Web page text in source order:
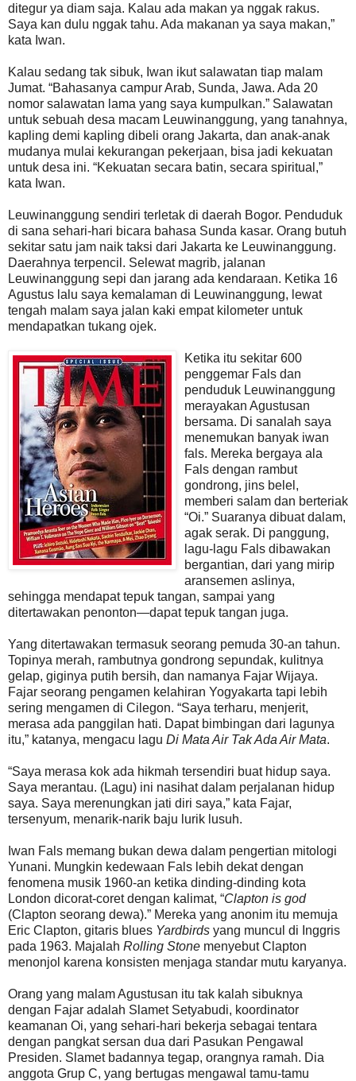
ditegur ya diam saja. Kalau ada makan ya nggak rakus.
Saya kan dulu nggak tahu. Ada makanan ya saya makan,”
kata Iwan.
Kalau sedang tak sibuk, Iwan ikut salawatan tiap malam
Jumat. “Bahasanya campur Arab, Sunda, Jawa. Ada 20
nomor salawatan lama yang saya kumpulkan.” Salawatan
untuk sebuah desa macam Leuwinanggung, yang tanahnya,
kapling demi kapling dibeli orang Jakarta, dan anak-anak
mudanya mulai kekurangan pekerjaan, bisa jadi kekuatan
untuk desa ini. “Kekuatan secara batin, secara spiritual,”
kata Iwan.
Leuwinanggung sendiri terletak di daerah Bogor. Penduduk
di sana sehari-hari bicara bahasa Sunda kasar. Orang butuh
sekitar satu jam naik taksi dari Jakarta ke Leuwinanggung.
Daerahnya terpencil. Selewat magrib, jalanan
Leuwinanggung sepi dan jarang ada kendaraan. Ketika 16
Agustus lalu saya kemalaman di Leuwinanggung, lewat
tengah malam saya jalan kaki empat kilometer untuk
mendapatkan tukang ojek.
Ketika itu sekitar 600
penggemar Fals dan
penduduk Leuwinanggung
merayakan Agustusan
bersama. Di sanalah saya
menemukan banyak iwan
fals. Mereka bergaya ala
Fals dengan rambut
gondrong, jins belel,
memberi salam dan berteriak
“Oi.” Suaranya dibuat dalam,
agak serak. Di panggung,
lagu-lagu Fals dibawakan
bergantian, dari yang mirip
aransemen aslinya,
sehingga mendapat tepuk tangan, sampai yang
ditertawakan penonton—dapat tepuk tangan juga.
Yang ditertawakan termasuk seorang pemuda 30-an tahun.
Topinya merah, rambutnya gondrong sepundak, kulitnya
gelap, giginya putih bersih, dan namanya Fajar Wijaya.
Fajar seorang pengamen kelahiran Yogyakarta tapi lebih
sering mengamen di Cilegon. “Saya terharu, menjerit,
merasa ada panggilan hati. Dapat bimbingan dari lagunya
itu,” katanya, mengacu lagu Di Mata Air Tak Ada Air Mata.
“Saya merasa kok ada hikmah tersendiri buat hidup saya.
Saya merantau. (Lagu) ini nasihat dalam perjalanan hidup
saya. Saya merenungkan jati diri saya,” kata Fajar,
tersenyum, menarik-narik baju lurik lusuh.
Iwan Fals memang bukan dewa dalam pengertian mitologi
Yunani. Mungkin kedewaan Fals lebih dekat dengan
fenomena musik 1960-an ketika dinding-dinding kota
London dicorat-coret dengan kalimat, “Clapton is god
(Clapton seorang dewa).” Mereka yang anonim itu memuja
Eric Clapton, gitaris blues Yardbirds yang muncul di Inggris
pada 1963. Majalah Rolling Stone menyebut Clapton
menonjol karena konsisten menjaga standar mutu karyanya.
Orang yang malam Agustusan itu tak kalah sibuknya
dengan Fajar adalah Slamet Setyabudi, koordinator
keamanan Oi, yang sehari-hari bekerja sebagai tentara
dengan pangkat sersan dua dari Pasukan Pengawal
Presiden. Slamet badannya tegap, orangnya ramah. Dia
anggota Grup C, yang bertugas mengawal tamu-tamu